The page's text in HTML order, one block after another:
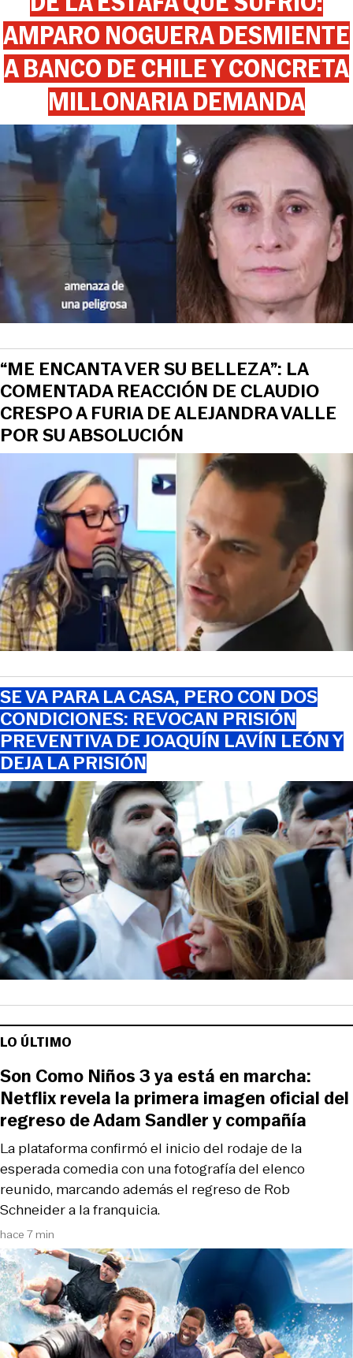
AMPARO NOGUERA DESMIENTE
A BANCO DE CHILE Y CONCRETA
MILLONARIA DEMANDA
“ME ENCANTA VER SU BELLEZA”: LA
COMENTADA REACCIÓN DE CLAUDIO
CRESPO A FURIA DE ALEJANDRA VALLE
POR SU ABSOLUCIÓN
SE VA PARA LA CASA, PERO CON DOS
CONDICIONES: REVOCAN PRISIÓN
PREVENTIVA DE JOAQUÍN LAVÍN LEÓN Y
DEJA LA PRISIÓN
LO ÚLTIMO
hace 7 min
La plataforma confirmó el inicio del rodaje de la
esperada comedia con una fotografía del elenco
reunido, marcando además el regreso de Rob
Schneider a la franquicia.
Son Como Niños 3 ya está en marcha:
Netflix revela la primera imagen oficial del
regreso de Adam Sandler y compañía